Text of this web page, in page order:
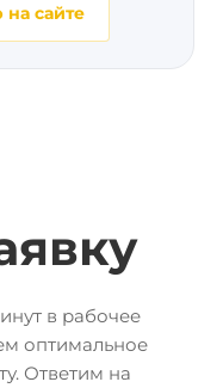
сайте
в рабочее
оптимальное
Ответим на